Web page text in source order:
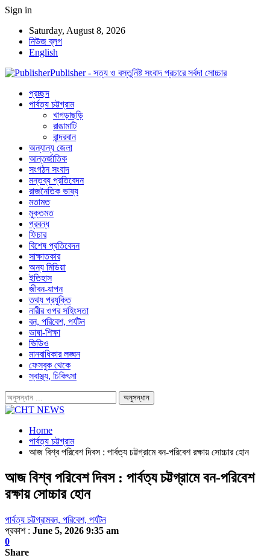
Sign in
Saturday, August 8, 2026
নিউজ ব্লগ
English
Publisher - সত্য ও বস্তুনিষ্ট সংবাদ প্রচারে সর্বদা সোচ্চার
প্রচ্ছদ
পার্বত্য চট্টগ্রাম
খাগড়াছড়ি
রাঙামাটি
বান্দরবান
অন্যান্য জেলা
আন্তর্জাতিক
সংগঠন সংবাদ
মন্তব্য প্রতিবেদন
রাজনৈতিক ভাষ্য
মতামত
মুক্তমত
প্রবন্ধ
ফিচার
বিশেষ প্রতিবেদন
সাক্ষাতকার
অন্য মিডিয়া
ইতিহাস
জীবন-যাপন
তথ্য প্রযুক্তি
নারীর ওপর সহিংসতা
বন, পরিবেশ, পর্যটন
ভাষা-শিক্ষা
ভিডিও
মানবাধিকার লঙ্ঘন
ফেসবুক থেকে
স্বাস্থ্য, চিকিৎসা
Home
পার্বত্য চট্টগ্রাম
আজ বিশ্ব পরিবেশ দিবস : পার্বত্য চট্টগ্রামে বন-পরিবেশ রক্ষায় সোচ্চার হোন
আজ বিশ্ব পরিবেশ দিবস : পার্বত্য চট্টগ্রামে বন-পরিবেশ
রক্ষায় সোচ্চার হোন
পার্বত্য চট্টগ্রামবন, পরিবেশ, পর্যটন
প্রকাশ : June 5, 2026 9:35 am
0
Share